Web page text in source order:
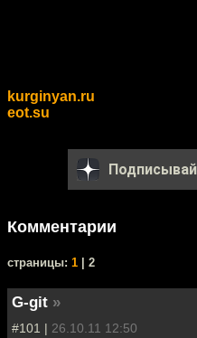
kurginyan.ru
eot.su
Комментарии
cтраницы: 1 | 2
G-git »
#101 | 26.10.11 12:50